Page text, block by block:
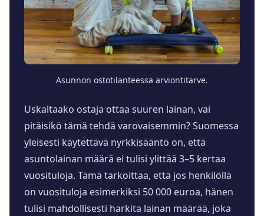
Asunnon ostotilanteessa arviontitarve.
Uskaltaako ostaja ottaa suuren lainan, vai
pitäisikö tämä tehdä varovaisemmin? Suomessa
yleisesti käytettävä nyrkkisääntö on, että
asuntolainan määrä ei tulisi ylittää 3–5 kertaa
vuosituloja. Tämä tarkoittaa, että jos henkilöllä
on vuosituloja esimerkiksi 50 000 euroa, hänen
tulisi mahdollisesti harkita lainan määrää, joka